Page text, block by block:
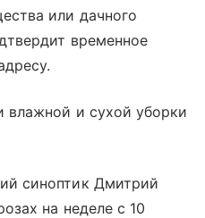
или дачного
временное
влажной и сухой уборки
синоптик Дмитрий
на неделе с 10